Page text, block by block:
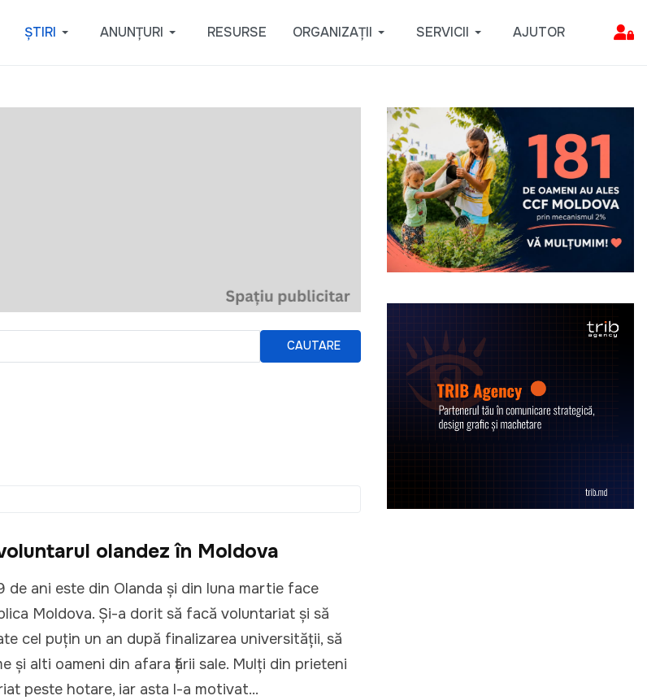
ȘTIRI ANUNȚURI RESURSE ORGANIZAȚII SERVICII AJUTOR
CAUTARE
olandez în Moldova
de ani este din Olanda și din luna martie face
Moldova. Și-a dorit să facă voluntariat și să
cel puțin un an după finalizarea universității, să
și alti oameni din afara țării sale. Mulți din prieteni
peste hotare, iar asta l-a motivat...